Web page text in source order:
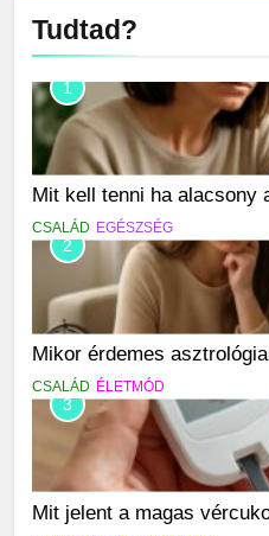
Tudtad?
1
Mit kell tenni ha alacsony
CSALÁD EGÉSZSÉG
2
Mikor érdemes
CSALÁD ÉLETMÓD
3
Mit jelent a magas